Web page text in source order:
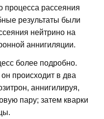
рассеяния
результаты были
нейтрино на
аннигиляции.
более подробно.
происходит в два
аннигилируя,
пару; затем кварки